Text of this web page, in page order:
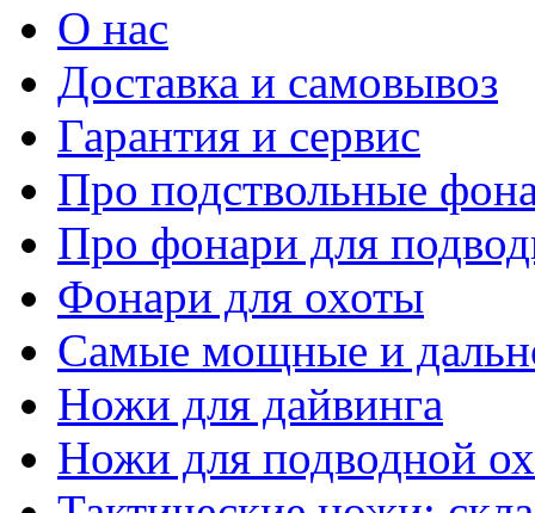
О нас
Доставка и самовывоз
Гарантия и сервис
Про подствольные
Про фонари для
Фонари для охоты
Самые мощные и
Ножи для дайвинга
Ножи для подводной